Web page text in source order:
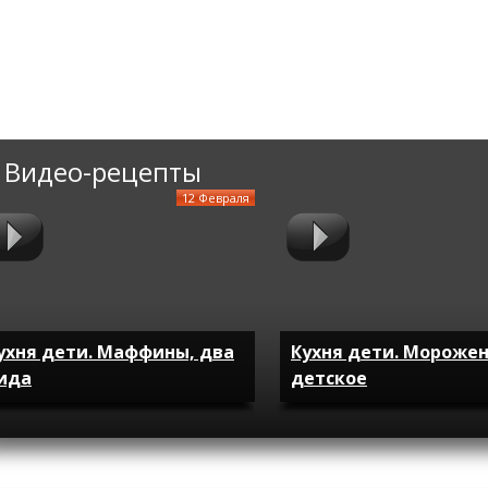
Видео-рецепты
12 Февраля
дети. Маффины, два
Кухня дети.
детское